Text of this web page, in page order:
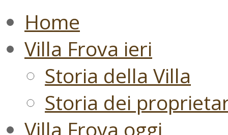
Home
Villa Frova ieri
Storia della Villa
Storia dei
Villa Frova oggi